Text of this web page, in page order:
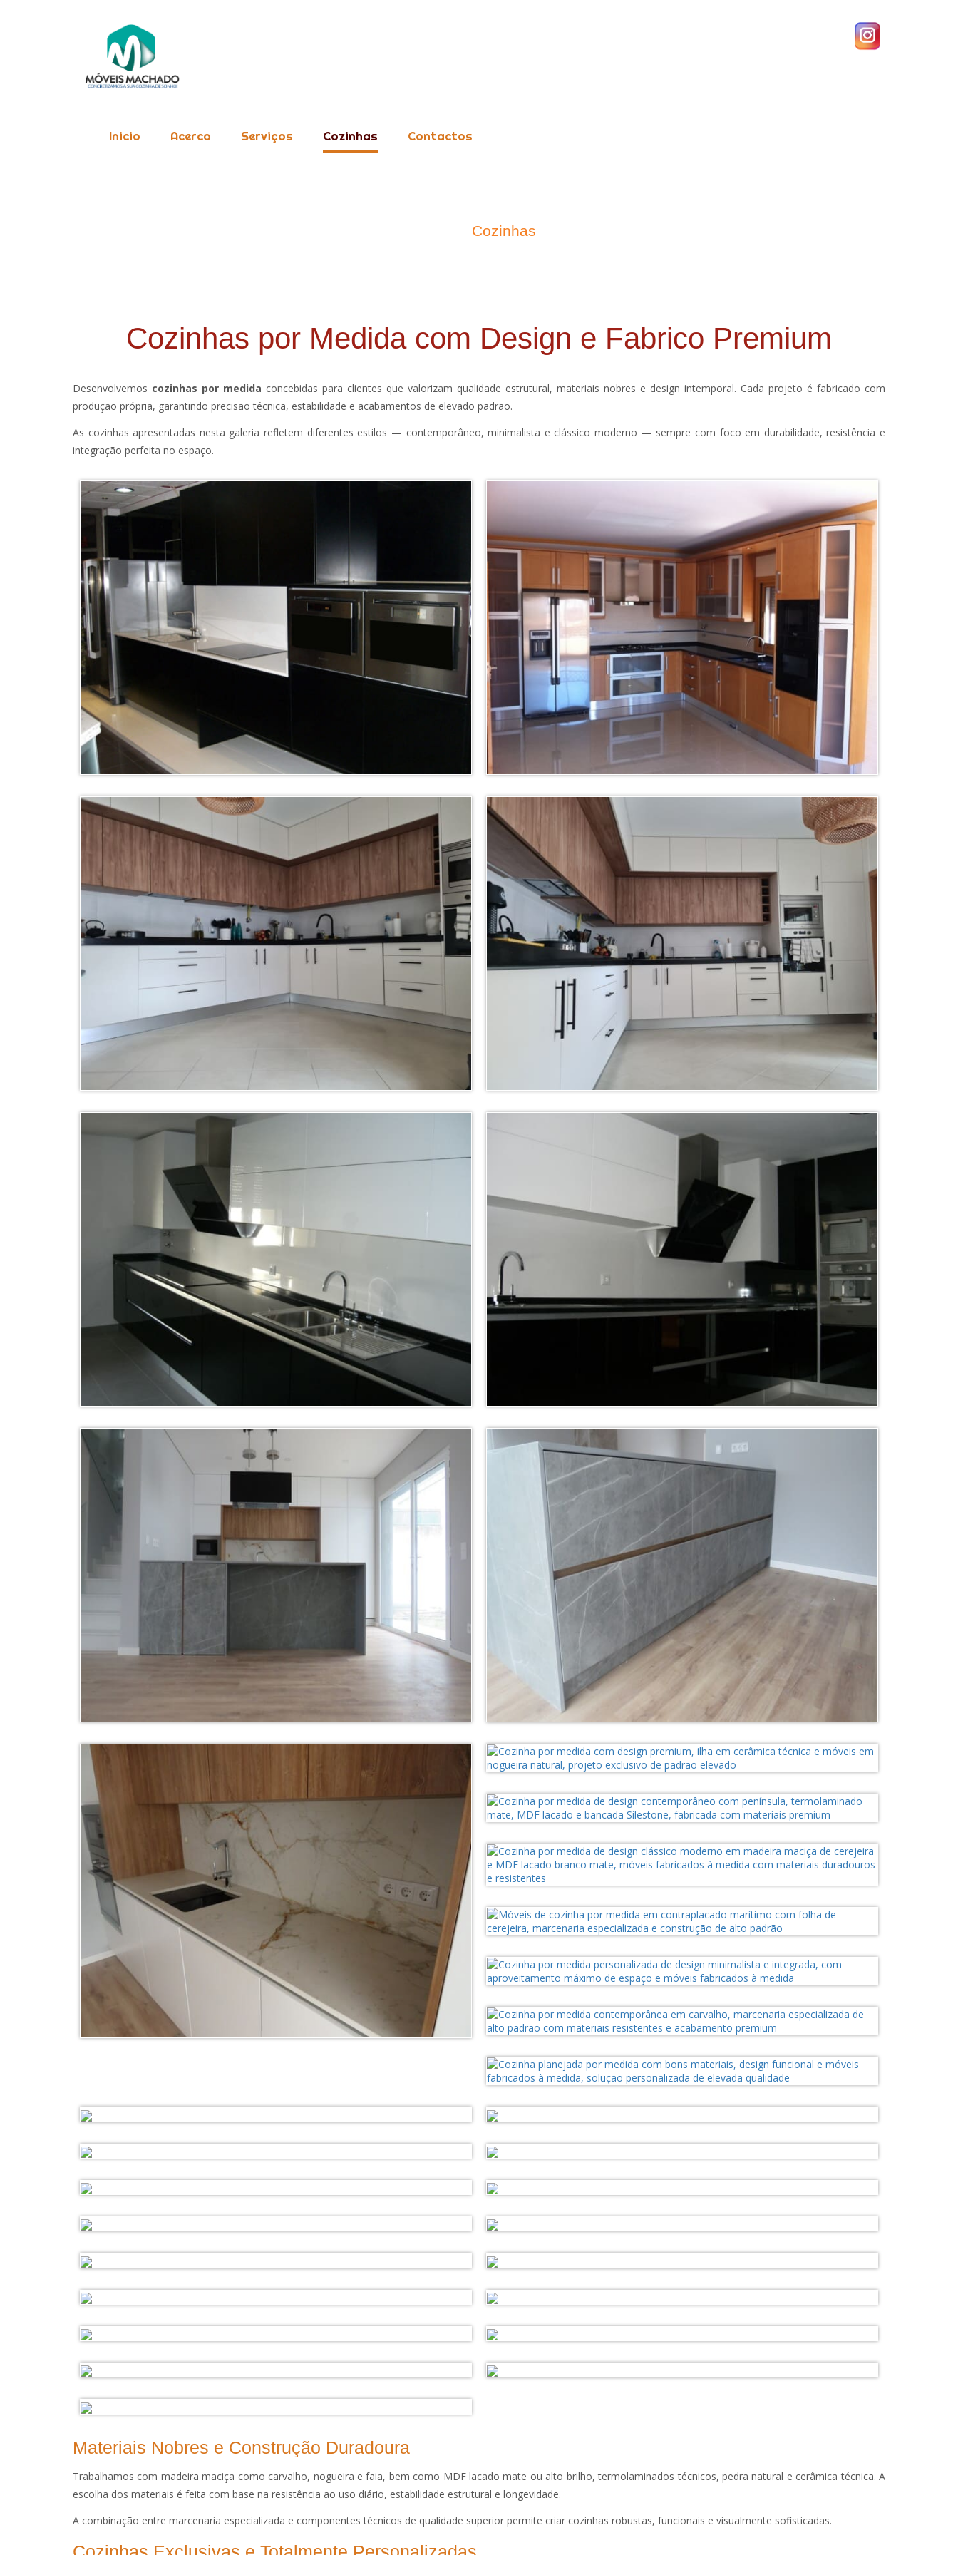
Inicio Acerca Serviços Cozinhas Contactos
Cozinhas
Cozinhas por Medida com Design e Fabrico Premium
Desenvolvemos cozinhas por medida concebidas para clientes que valorizam qualidade estrutural, materiais nobres e design intemporal. Cada projeto é fabricado com
produção própria, garantindo precisão técnica, estabilidade e acabamentos de elevado padrão.
As cozinhas apresentadas nesta galeria refletem diferentes estilos — contemporâneo, minimalista e clássico moderno — sempre com foco em durabilidade, resistência e
integração perfeita no espaço.
Materiais Nobres e Construção Duradoura
Trabalhamos com madeira maciça como carvalho, nogueira e faia, bem como MDF lacado mate ou alto brilho, termolaminados técnicos, pedra natural e cerâmica técnica. A
escolha dos materiais é feita com base na resistência ao uso diário, estabilidade estrutural e longevidade.
A combinação entre marcenaria especializada e componentes técnicos de qualidade superior permite criar cozinhas robustas, funcionais e visualmente sofisticadas.